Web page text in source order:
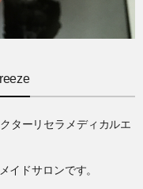
ターリセラメディカルエ
イドサロンです。